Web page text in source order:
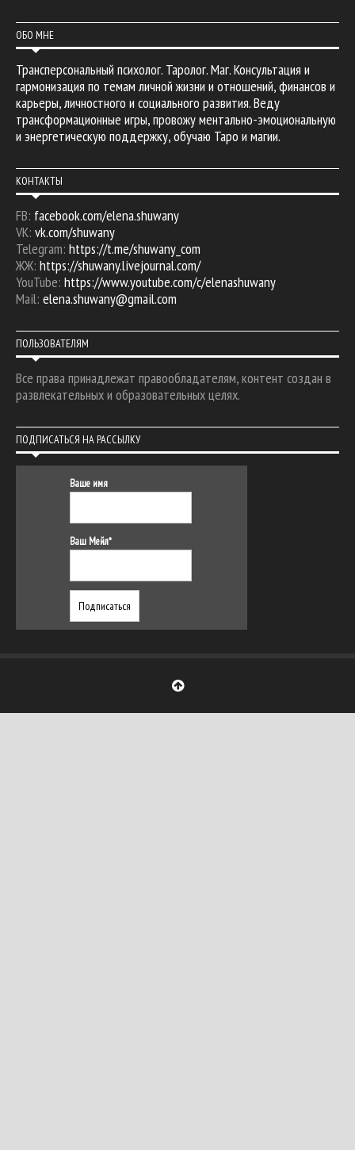
ОБО МНЕ
Трансперсональный психолог. Таролог. Маг. Консультация и
гармонизация по темам личной жизни и отношений, финансов и
карьеры, личностного и социального развития. Веду
трансформационные игры, провожу ментально-эмоциональную
и энергетическую поддержку, обучаю Таро и магии.
КОНТАКТЫ
FB: facebook.com/elena.shuwany
VK: vk.com/shuwany
Telegram: https://t.me/shuwany_com
ЖЖ: https://shuwany.livejournal.com/
YouTube: https://www.youtube.com/c/elenashuwany
Mail: elena.shuwany@gmail.com
ПОЛЬЗОВАТЕЛЯМ
Все права принадлежат правообладателям, контент создан в
развлекательных и образовательных целях.
ПОДПИСАТЬСЯ НА РАССЫЛКУ
Ваше имя
Ваш Мейл*